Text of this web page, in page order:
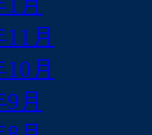
月
月
月